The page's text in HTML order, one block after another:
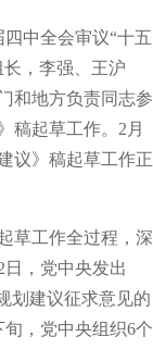
中全会审议“十五
，李强、王沪
和地方负责同志参
稿起草工作。2月
议》稿起草工作正
工作全过程，深
，党中央发出
划建议征求意见的
，党中央组织6个